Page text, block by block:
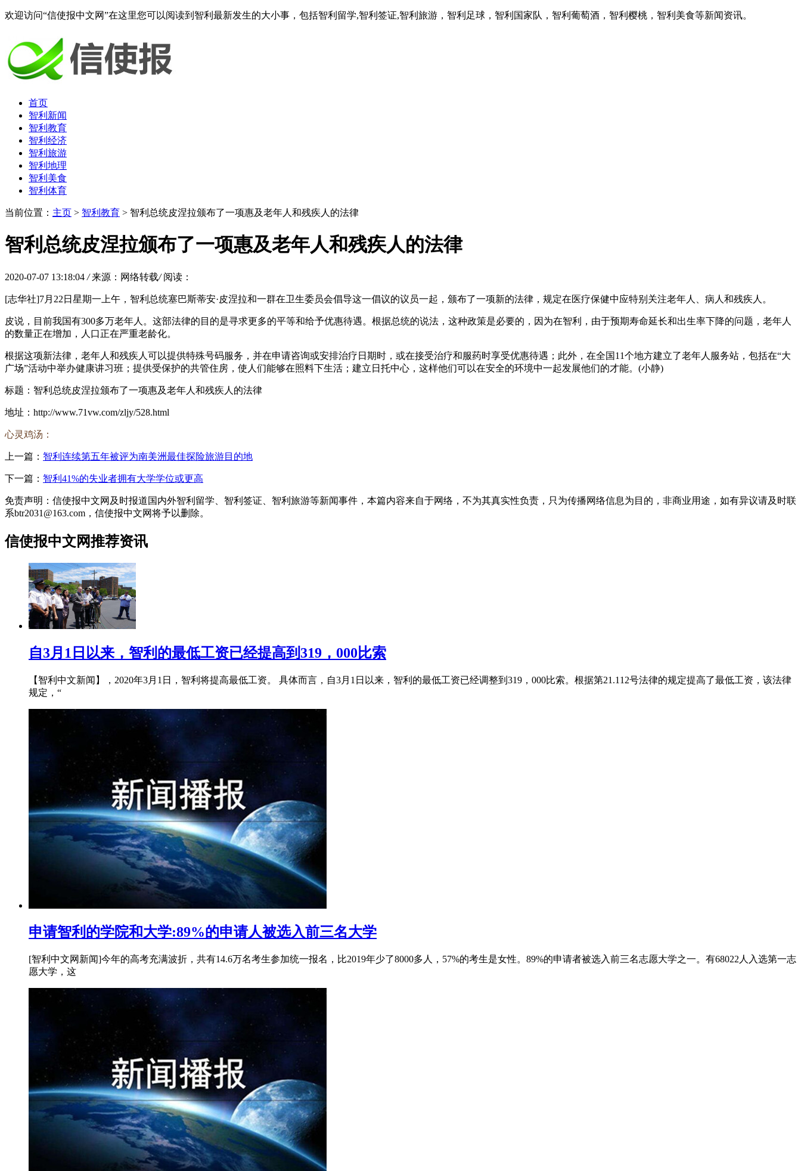
欢迎访问“信使报中文网”在这里您可以阅读到智利最新发生的大小事，包括智利留学,智利签证,智利旅游，智利足球，智利国家队，智利葡萄酒，智利樱桃，智利美食等新闻资讯。
首页
智利新闻
智利教育
智利经济
智利旅游
智利地理
智利美食
智利体育
当前位置： 主页 > 智利教育 > 智利总统皮涅拉颁布了一项惠及老年人和残疾人的法律
智利总统皮涅拉颁布了一项惠及老年人和残疾人的法律
2020-07-07 13:18:04 / 来源：网络转载/ 阅读：
[志华社]7月22日星期一上午，智利总统塞巴斯蒂安·皮涅拉和一群在卫生委员会倡导这一倡议的议员一起，颁布了一项新的法律，规定在医疗保健中应特别关注老年人、病人和残疾人。
皮说，目前我国有300多万老年人。这部法律的目的是寻求更多的平等和给予优惠待遇。根据总统的说法，这种政策是必要的，因为在智利，由于预期寿命延长和出生率下降的问题，老年人
的数量正在增加，人口正在严重老龄化。
根据这项新法律，老年人和残疾人可以提供特殊号码服务，并在申请咨询或安排治疗日期时，或在接受治疗和服药时享受优惠待遇；此外，在全国11个地方建立了老年人服务站，包括在“大
广场”活动中举办健康讲习班；提供受保护的共管住房，使人们能够在照料下生活；建立日托中心，这样他们可以在安全的环境中一起发展他们的才能。(小静)
标题：智利总统皮涅拉颁布了一项惠及老年人和残疾人的法律
地址：http://www.71vw.com/zljy/528.html
心灵鸡汤：
上一篇： 智利连续第五年被评为南美洲最佳探险旅游目的地
下一篇： 智利41%的失业者拥有大学学位或更高
免责声明：信使报中文网及时报道国内外智利留学、智利签证、智利旅游等新闻事件，本篇内容来自于网络，不为其真实性负责，只为传播网络信息为目的，非商业用途，如有异议请及时联
系btr2031@163.com，信使报中文网将予以删除。
信使报中文网推荐资讯
自3月1日以来，智利的最低工资已经提高到319，000比索
【智利中文新闻】，2020年3月1日，智利将提高最低工资。 具体而言，自3月1日以来，智利的最低工资已经调整到319，000比索。根据第21.112号法律的规定提高了最低工资，该法律
规定，“
申请智利的学院和大学:89%的申请人被选入前三名大学
[智利中文网新闻]今年的高考充满波折，共有14.6万名考生参加统一报名，比2019年少了8000多人，57%的考生是女性。89%的申请者被选入前三名志愿大学之一。有68022人入选第一志
愿大学，这